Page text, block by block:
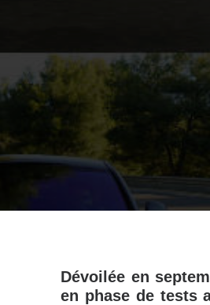
Dévoilée en
en phase de tests